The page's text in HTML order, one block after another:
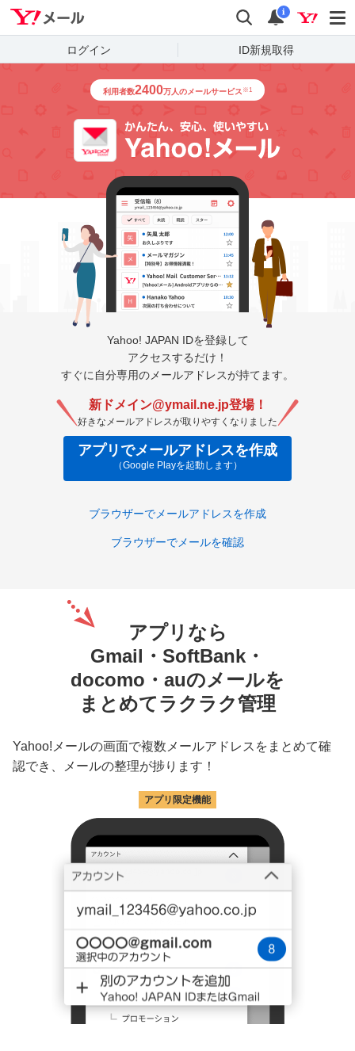
検索 通知
i
ログイン ID新規取得
利用者数2400万人のメールサービス ※1
Yahoo! JAPAN IDを登録して
アクセスするだけ！
すぐに自分専用のメールアドレスが持てます。
新ドメイン@ymail.ne.jp登場！
好きなメールアドレスが取りやすくなりました
アプリでメールアドレスを作成
（Google Playを起動します）
ブラウザーでメールアドレスを作成
ブラウザーでメールを確認
アプリなら
Gmail・SoftBank・
docomo・auのメールを
まとめてラクラク管理
Yahoo!メールの画面で複数メールアドレスをまとめて確
認でき、メールの整理が捗ります！
アプリ限定機能